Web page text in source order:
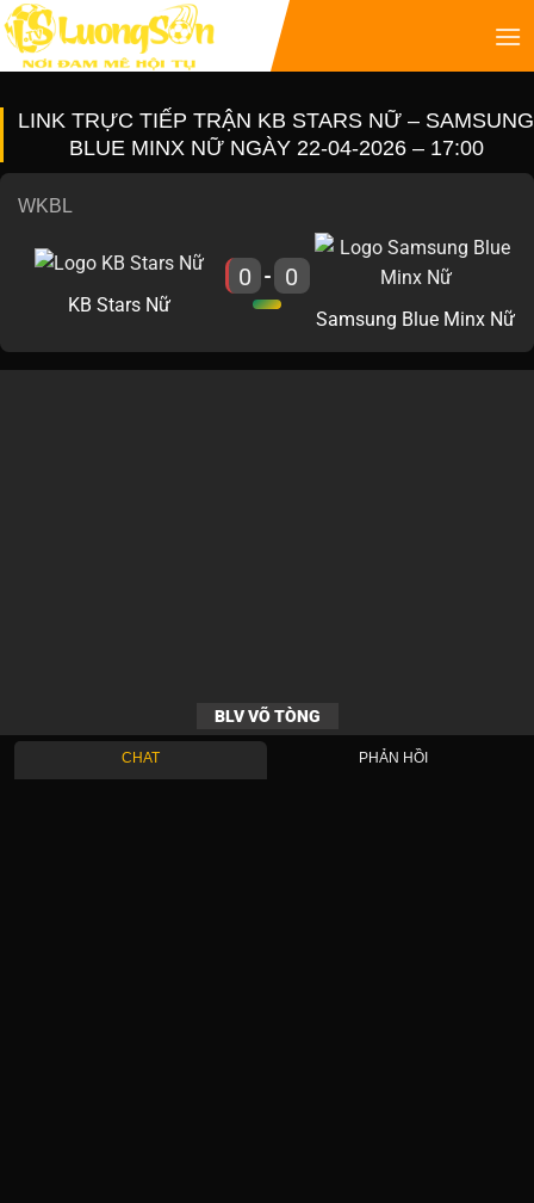
LINK TRỰC TIẾP TRẬN KB STARS NỮ – SAMSUNG
BLUE MINX NỮ NGÀY 22-04-2026 – 17:00
WKBL
KB Stars Nữ
0 - 0
Samsung Blue Minx Nữ
BLV VÕ TÒNG
CHAT PHẢN HỒI